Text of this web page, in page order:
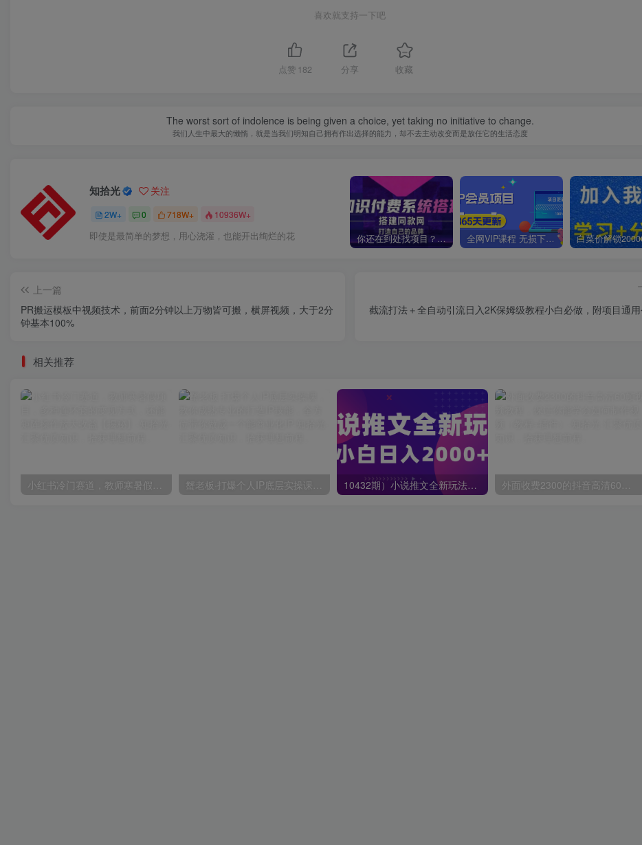
喜欢就支持一下吧
点赞 182 分享 收藏
The worst sort of indolence is being given a choice, yet taking no initiative to change.
我们人生中最大的懒惰，就是当我们明知自己拥有作出选择的能力，却不去主动改变而是放任它的生活态度
知拾光 关注
2W+ 0 718W+ 10936W+
即使是最简单的梦想，用心浇灌，也能开出绚烂的花 你还在到处找项目？还在当韭菜？我靠卖项目一个月收入5万+，曾经我也是个失败者。 全网VIP课程 无损下载~
上一篇
PR搬运模板中视频技术，前面2分钟以上万物皆可搬，横屏视频，大于2分
钟基本100%
截流打法＋全自动引流日入2K保姆级教程小白必做，附项目通
相关推荐
小红书冷门赛道，教师寒暑假项目，多种连环套的变现方式，还能矩阵操作放大收益【揭秘】 蟹老板·打爆个人IP底层实操课，教你成熟专业的打造IP技能，全方位带你做成一个能商业化IP 10432期）小说推文全新玩法，5分钟一条原创视频，结合中视频bilibili赚多份收益 外面收费2300的抖音高清60帧视频教程，保证你能学会如何制作视频（教程+插件）